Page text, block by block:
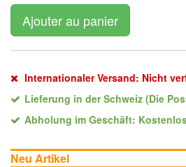
Ajouter au panier
Internationaler Versand: Nicht
Lieferung in der Schweiz (Die
Abholung im Geschäft:
Neu Artikel